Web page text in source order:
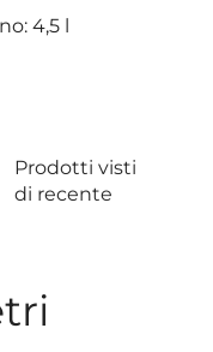
4,5 l
Prodotti visti
di recente